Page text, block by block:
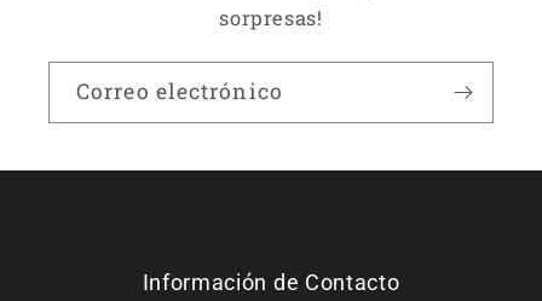
sorpresas!
Correo electrónico
Información de Contacto